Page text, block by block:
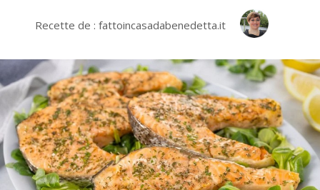
Recette de : fattoincasadabenedetta.it